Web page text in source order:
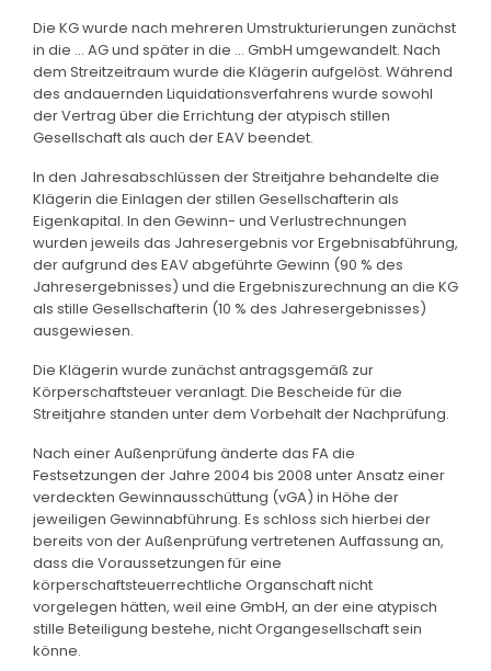
Die KG wurde nach mehreren Umstrukturierungen zunächst
in die ... AG und später in die ... GmbH umgewandelt. Nach
dem Streitzeitraum wurde die Klägerin aufgelöst. Während
des andauernden Liquidationsverfahrens wurde sowohl
der Vertrag über die Errichtung der atypisch stillen
Gesellschaft als auch der EAV beendet.
In den Jahresabschlüssen der Streitjahre behandelte die
Klägerin die Einlagen der stillen Gesellschafterin als
Eigenkapital. In den Gewinn- und Verlustrechnungen
wurden jeweils das Jahresergebnis vor Ergebnisabführung,
der aufgrund des EAV abgeführte Gewinn (90 % des
Jahresergebnisses) und die Ergebniszurechnung an die KG
als stille Gesellschafterin (10 % des Jahresergebnisses)
ausgewiesen.
Die Klägerin wurde zunächst antragsgemäß zur
Körperschaftsteuer veranlagt. Die Bescheide für die
Streitjahre standen unter dem Vorbehalt der Nachprüfung.
Nach einer Außenprüfung änderte das FA die
Festsetzungen der Jahre 2004 bis 2008 unter Ansatz einer
verdeckten Gewinnausschüttung (vGA) in Höhe der
jeweiligen Gewinnabführung. Es schloss sich hierbei der
bereits von der Außenprüfung vertretenen Auffassung an,
dass die Voraussetzungen für eine
körperschaftsteuerrechtliche Organschaft nicht
vorgelegen hätten, weil eine GmbH, an der eine atypisch
stille Beteiligung bestehe, nicht Organgesellschaft sein
könne.